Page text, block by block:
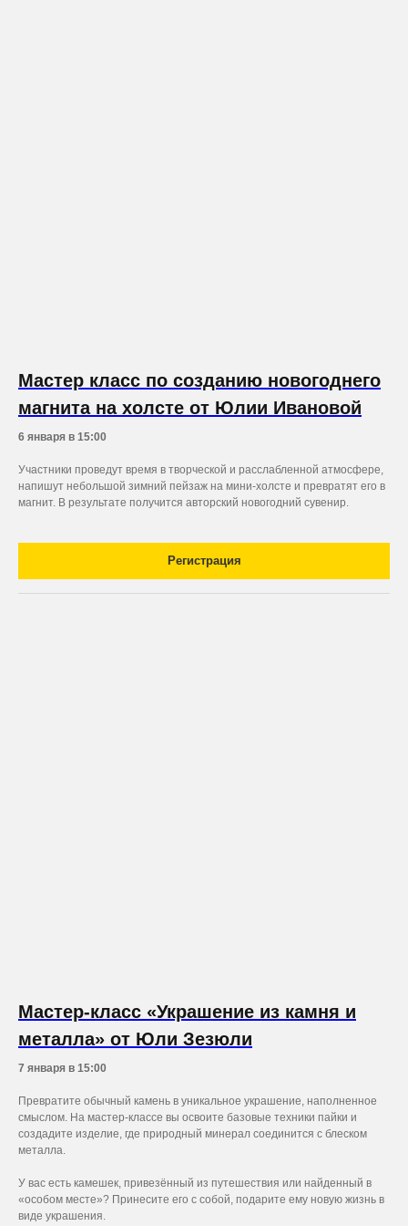
Мастер класс по созданию новогоднего
магнита на холсте от Юлии Ивановой
6 января в 15:00
Участники проведут время в творческой и расслабленной атмосфере,
напишут небольшой зимний пейзаж на мини-холсте и превратят его в
магнит. В результате получится авторский новогодний сувенир.
Регистрация
Мастер-класс «Украшение из камня и
металла» от Юли Зезюли
7 января в 15:00
Превратите обычный камень в уникальное украшение, наполненное
смыслом. На мастер-классе вы освоите базовые техники пайки и
создадите изделие, где природный минерал соединится с блеском
металла.
У вас есть камешек, привезённый из путешествия или найденный в
«особом месте»? Принесите его с собой, подарите ему новую жизнь в
виде украшения.